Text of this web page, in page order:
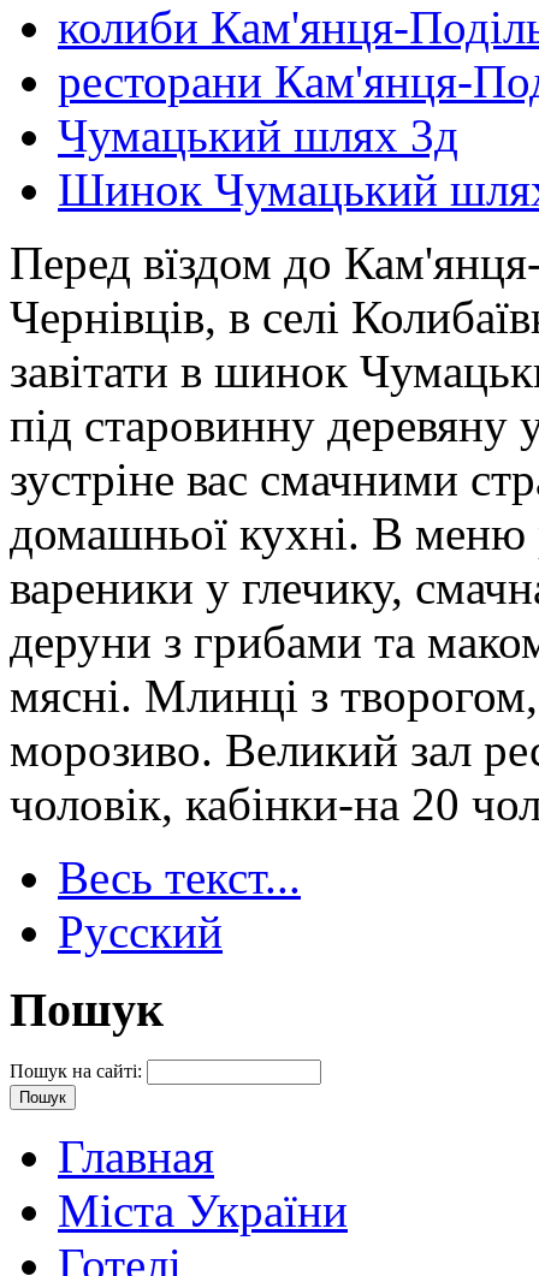
колиби Кам'янця-
ресторани Кам'янця-
Чумацький шлях 3д
Шинок Чумацький
Перед вїздом до
Чернівців, в селі
завітати в шинок
під старовинну деревяну
зустріне вас смачними
домашньої кухні. В
вареники у глечику,
деруни з грибами та
мясні. Млинці з
морозиво. Великий зал
чоловік, кабінки-на 20
Весь текст...
Русский
Пошук
Пошук на сайті:
Главная
Міста України
Готелі